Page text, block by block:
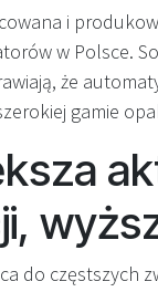
i
w Polsce.
że
gamie
do częstszych